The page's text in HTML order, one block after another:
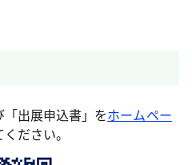
「出展申込書」をホームペー
ださい。